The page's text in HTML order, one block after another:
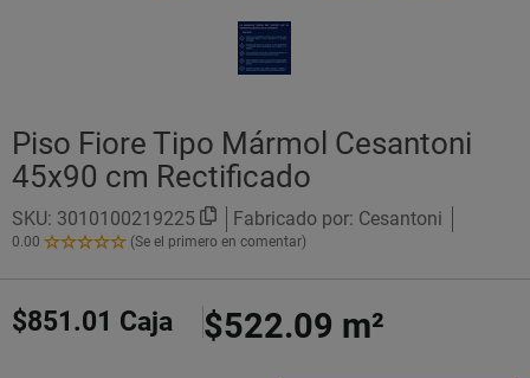
Piso Fiore Tipo Mármol Cesantoni
45x90 cm Rectificado
SKU: 3010100219225 Fabricado por: Cesantoni
0.00
0.00
Estrellas!
(Se el primero en comentar)
$851.01 Caja $522.09 m²